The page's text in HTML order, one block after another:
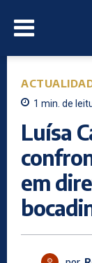
1 min. de
Luísa
em